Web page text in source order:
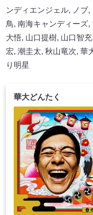
ンディエンジェル, ノブ,
鳥, 南海キャンディーズ,
大悟, 山口提樹, 山口智充,
宏, 潮圭太, 秋山竜次, 華
り明星
華大どんたく